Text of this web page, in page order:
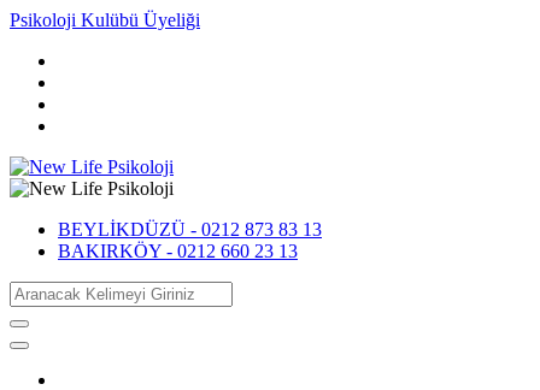
Psikoloji Kulübü Üyeliği
BEYLİKDÜZÜ - 0212 873 83 13
BAKIRKÖY - 0212 660 23 13